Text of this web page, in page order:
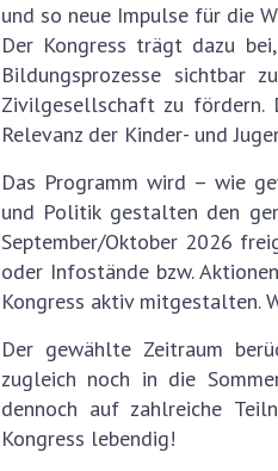
und so neue Impulse für die
Der Kongress trägt dazu
Bildungsprozesse
Zivilgesellschaft zu fördern.
Relevanz der Kinder- und
Das Programm wird – wie
und Politik gestalten den
September/Oktober 2026
oder Infostände bzw.
Kongress aktiv mitgestalten.
Der gewählte Zeitraum
zugleich noch in die
dennoch auf zahlreiche
Kongress lebendig!